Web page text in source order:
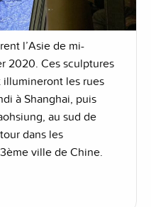
l’Asie de mi-
2020. Ces sculptures
illumineront les rues
à Shanghai, puis
au sud de
dans les
ville de Chine.